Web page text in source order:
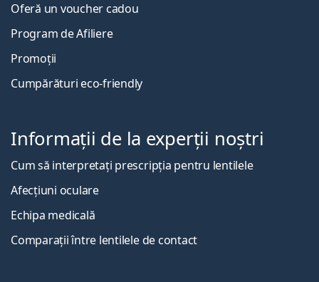
Oferă un voucher cadou
Program de Afiliere
Promoții
Cumpărături eco-friendly
Informații de la experții noștri
Cum să interpretați prescripția pentru lentilele
Afecțiuni oculare
Echipa medicală
Comparații între lentilele de contact